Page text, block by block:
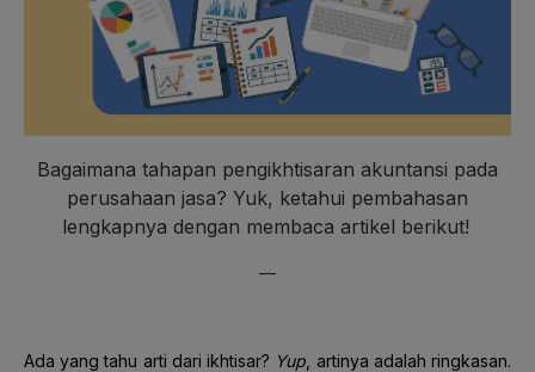
Bagaimana tahapan pengikhtisaran akuntansi pada
perusahaan jasa? Yuk, ketahui pembahasan
lengkapnya dengan membaca artikel berikut!
—
Ada yang tahu arti dari ikhtisar? Yup , artinya adalah ringkasan.